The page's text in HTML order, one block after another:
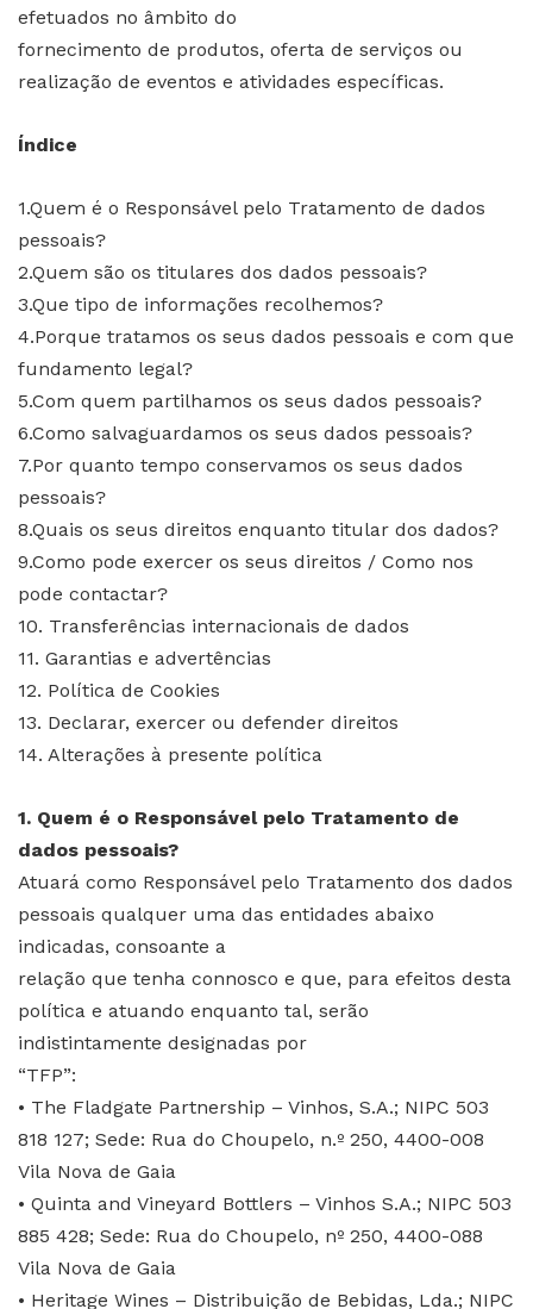
efetuados no âmbito do
fornecimento de produtos, oferta de serviços ou
realização de eventos e atividades específicas.
Índice
1.Quem é o Responsável pelo Tratamento de dados
pessoais?
2.Quem são os titulares dos dados pessoais?
3.Que tipo de informações recolhemos?
4.Porque tratamos os seus dados pessoais e com que
fundamento legal?
5.Com quem partilhamos os seus dados pessoais?
6.Como salvaguardamos os seus dados pessoais?
7.Por quanto tempo conservamos os seus dados
pessoais?
8.Quais os seus direitos enquanto titular dos dados?
9.Como pode exercer os seus direitos / Como nos
pode contactar?
10. Transferências internacionais de dados
11. Garantias e advertências
12. Política de Cookies
13. Declarar, exercer ou defender direitos
14. Alterações à presente política
1. Quem é o Responsável pelo Tratamento de
dados pessoais?
Atuará como Responsável pelo Tratamento dos dados
pessoais qualquer uma das entidades abaixo
indicadas, consoante a
relação que tenha connosco e que, para efeitos desta
política e atuando enquanto tal, serão
indistintamente designadas por
“TFP”:
• The Fladgate Partnership – Vinhos, S.A.; NIPC 503
818 127; Sede: Rua do Choupelo, n.º 250, 4400-008
Vila Nova de Gaia
• Quinta and Vineyard Bottlers – Vinhos S.A.; NIPC 503
885 428; Sede: Rua do Choupelo, nº 250, 4400-088
Vila Nova de Gaia
• Heritage Wines – Distribuição de Bebidas, Lda.; NIPC